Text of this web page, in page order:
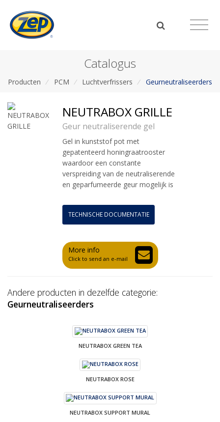
Catalogus
Producten / PCM / Luchtverfrissers / Geurneutraliseerders
NEUTRABOX GRILLE
Geur neutraliserende gel
Gel in kunststof pot met
gepatenteerd honingraatrooster
waardoor een constante
verspreiding van de neutraliserende
en geparfumeerde geur mogelijk is
TECHNISCHE DOCUMENTATIE
More info
Click to send an e-mail
Andere producten in dezelfde categorie:
Geurneutraliseerders
NEUTRABOX GREEN TEA
NEUTRABOX ROSE
NEUTRABOX SUPPORT MURAL